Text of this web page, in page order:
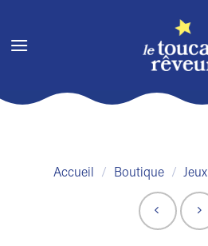
contenu
Accueil / Boutique / Jeux